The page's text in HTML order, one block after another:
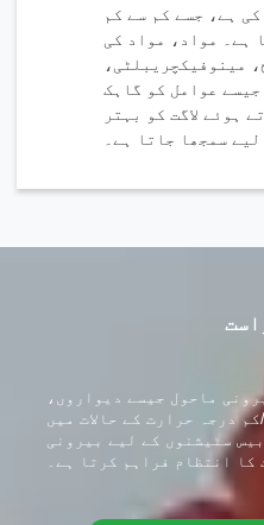
ہے، جسے کم سے کم
ہے۔ مواد، مواد کی
مینوفیکچریبلٹی،
عوامل کو گاہک
ہوئے لاگت کو بہتر
سمجھا جاتا ہے۔
ماحول جیسے دیواروں،
درجہ حرارت کے حالات میں
سٹیشنوں کے لیے بیرونی
کا انتظام فراہم کرتا ہے۔